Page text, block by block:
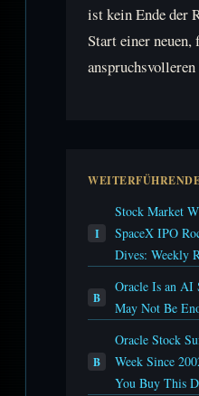
ist kein Ende der
Start einer neuen,
anspruchsvolleren
I
Stock Market
SpaceX IPO
Dives: Weekly
B
Oracle Is an AI
May Not Be
B
Oracle Stock
Week Since
You Buy This